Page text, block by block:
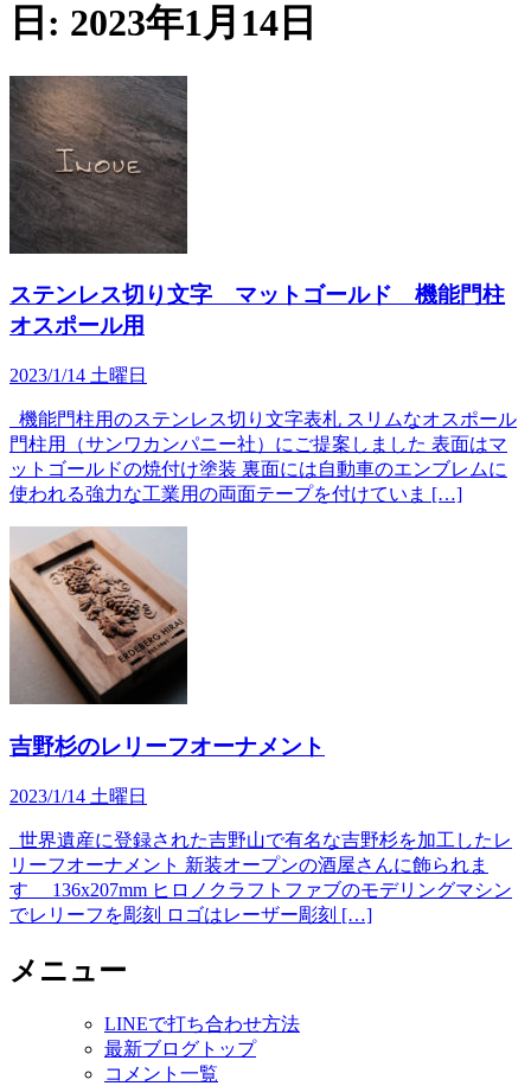
日: 2023年1月14日
ステンレス切り文字 マットゴールド 機能門柱
オスポール用
2023/1/14 土曜日
機能門柱用のステンレス切り文字表札 スリムなオスポール
門柱用（サンワカンパニー社）にご提案しました 表面はマ
ットゴールドの焼付け塗装 裏面には自動車のエンブレムに
使われる強力な工業用の両面テープを付けていま […]
吉野杉のレリーフオーナメント
2023/1/14 土曜日
世界遺産に登録された吉野山で有名な吉野杉を加工したレ
リーフオーナメント 新装オープンの酒屋さんに飾られま
す 136x207mm ヒロノクラフトファブのモデリングマシン
でレリーフを彫刻 ロゴはレーザー彫刻 […]
メニュー
LINEで打ち合わせ方法
最新ブログトップ
コメント一覧